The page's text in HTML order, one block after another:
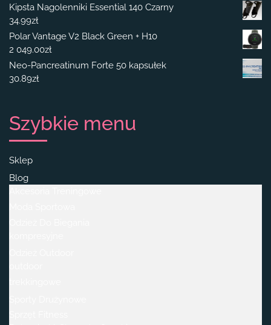
Kipsta Nagolenniki Essential 140 Czarny
34.99zł
Polar Vantage V2 Black Green + H10
2 049.00zł
Neo-Pancreatinum Forte 50 kapsułek
30.89zł
Szybkie menu
Sklep
Blog